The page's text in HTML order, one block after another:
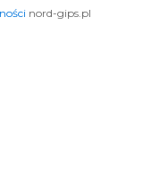
nord-gips.pl